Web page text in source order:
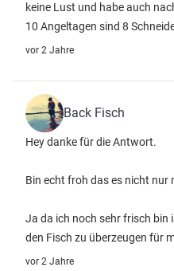
keine Lust und habe auch
10 Angeltagen sind 8
vor 2 Jahre
Back Fisch
Hey danke für die Antwort.
Bin echt froh das es nicht nur
Ja da ich noch sehr frisch bin
den Fisch zu überzeugen für
vor 2 Jahre